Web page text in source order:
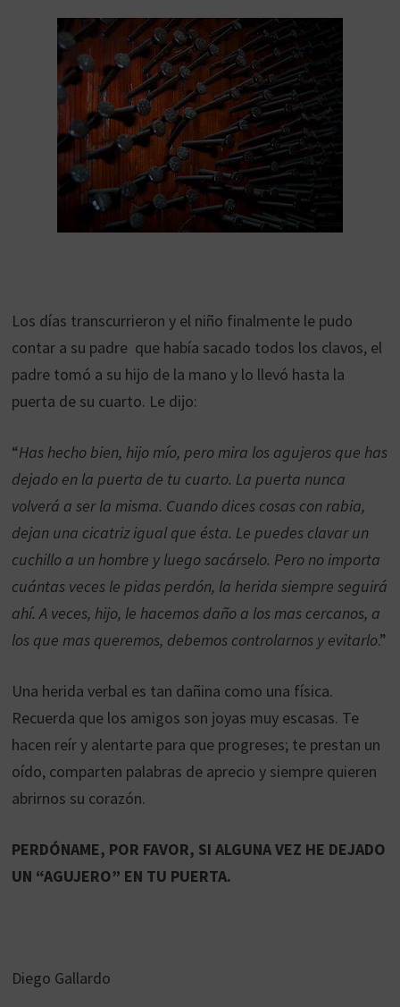
Los días transcurrieron y el niño finalmente le pudo
contar a su padre que había sacado todos los clavos, el
padre tomó a su hijo de la mano y lo llevó hasta la
puerta de su cuarto. Le dijo:
“Has hecho bien, hijo mío, pero mira los agujeros que has
dejado en la puerta de tu cuarto. La puerta nunca
volverá a ser la misma. Cuando dices cosas con rabia,
dejan una cicatriz igual que ésta. Le puedes clavar un
cuchillo a un hombre y luego sacárselo. Pero no importa
cuántas veces le pidas perdón, la herida siempre seguirá
ahí. A veces, hijo, le hacemos daño a los mas cercanos, a
los que mas queremos, debemos controlarnos y evitarlo.”
Una herida verbal es tan dañina como una física.
Recuerda que los amigos son joyas muy escasas. Te
hacen reír y alentarte para que progreses; te prestan un
oído, comparten palabras de aprecio y siempre quieren
abrirnos su corazón.
PERDÓNAME, POR FAVOR, SI ALGUNA VEZ HE DEJADO
UN “AGUJERO” EN TU PUERTA.
Diego Gallardo